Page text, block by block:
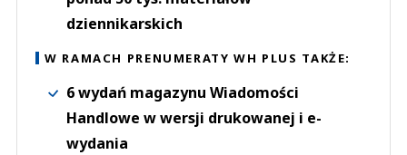
dziennikarskich
W RAMACH PRENUMERATY WH PLUS TAKŻE:
6 wydań magazynu Wiadomości
Handlowe w wersji drukowanej i e-
wydania